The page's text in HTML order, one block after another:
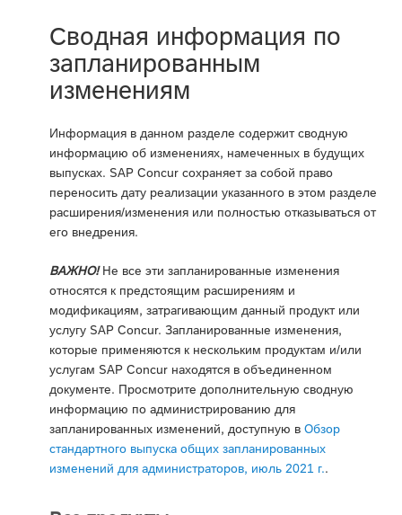
Сводная информация по
запланированным
изменениям
Информация в данном разделе содержит сводную
информацию об изменениях, намеченных в будущих
выпусках. SAP Concur сохраняет за собой право
переносить дату реализации указанного в этом разделе
расширения/изменения или полностью отказываться от
его внедрения.
ВАЖНО!Не все эти запланированные изменения
относятся к предстоящим расширениям и
модификациям, затрагивающим данный продукт или
услугу SAP Concur. Запланированные изменения,
которые применяются к нескольким продуктам и/или
услугам SAP Concur находятся в объединенном
документе. Просмотрите дополнительную сводную
информацию по администрированию для
запланированных изменений, доступную в Обзор
стандартного выпуска общих запланированных
изменений для администраторов, июль 2021 г..